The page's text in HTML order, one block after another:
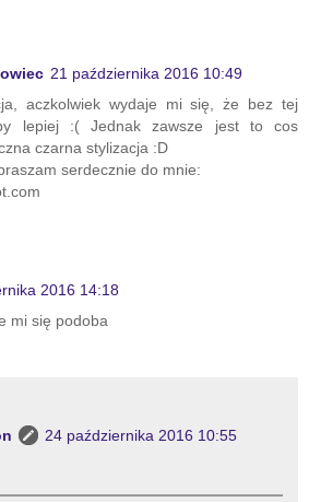
21 października 2016 10:49
aczkolwiek wydaje mi się, że bez tej
lepiej :( Jednak zawsze jest to cos
czarna stylizacja :D
serdecznie do mnie:
2016 14:18
mi się podoba
24 października 2016 10:55